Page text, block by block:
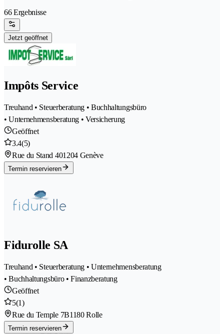
66 Ergebnisse
Jetzt geöffnet
Impôts Service
Treuhand • Steuerberatung • Buchhaltungsbüro
• Unternehmensberatung • Versicherung
Geöffnet
3.4(5)
Rue du Stand 401204 Genève
Termin reservieren
Fidurolle SA
Treuhand • Steuerberatung • Unternehmensberatung
• Buchhaltungsbüro • Finanzberatung
Geöffnet
5(1)
Rue du Temple 7B1180 Rolle
Termin reservieren